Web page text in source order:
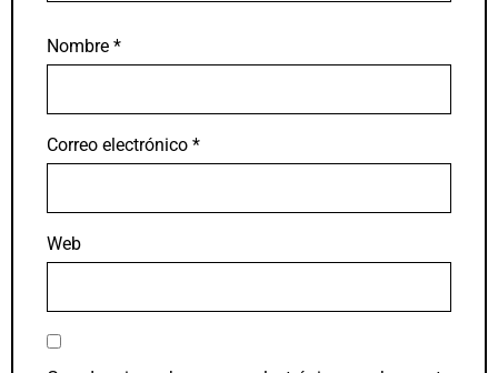
Nombre *
Correo electrónico *
Web